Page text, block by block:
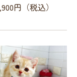
円（税込）